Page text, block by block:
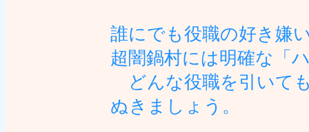
誰にでも役職の好き嫌
超闇鍋村には明確な「
どんな役職を引いて
ぬきましょう。